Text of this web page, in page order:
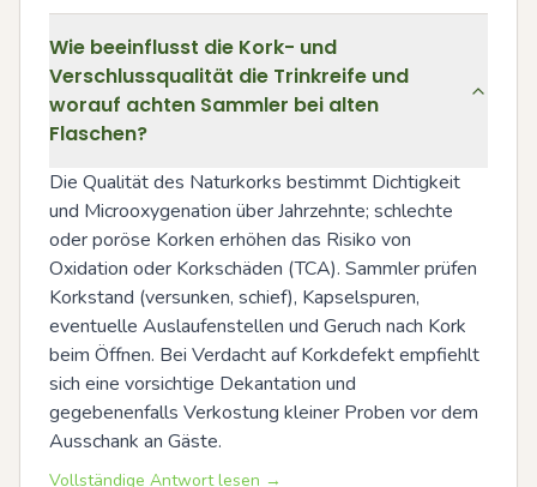
Wie beeinflusst die Kork- und
Verschlussqualität die Trinkreife und
worauf achten Sammler bei alten
Flaschen?
Die Qualität des Naturkorks bestimmt Dichtigkeit
und Microoxygenation über Jahrzehnte; schlechte
oder poröse Korken erhöhen das Risiko von
Oxidation oder Korkschäden (TCA). Sammler prüfen
Korkstand (versunken, schief), Kapselspuren,
eventuelle Auslaufenstellen und Geruch nach Kork
beim Öffnen. Bei Verdacht auf Korkdefekt empfiehlt
sich eine vorsichtige Dekantation und
gegebenenfalls Verkostung kleiner Proben vor dem
Ausschank an Gäste.
Vollständige Antwort lesen →